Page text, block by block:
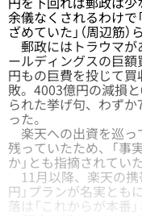
余儀なくされるわけで
ざめていた」（周辺筋）
郵政にはトラウマが
ールディングスの巨
円もの巨費を投じて
敗。4003億円の減損
られた挙げ句、わず
った。
楽天への出資を巡っ
残っていたため、「事
か」とも指摘されていた
11月以降、楽天の携
円」プランが名実とも
落は「これからが本番